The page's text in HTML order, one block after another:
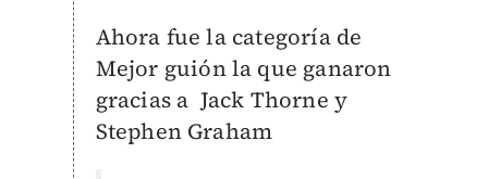
Ahora fue la categoría de
Mejor guión la que ganaron
gracias a Jack Thorne y
Stephen Graham